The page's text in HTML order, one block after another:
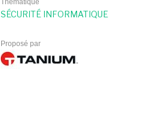
Thématique
SÉCURITÉ INFORMATIQUE
Proposé par